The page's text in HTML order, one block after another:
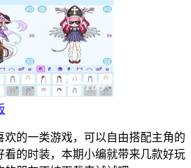
的一类游戏，可以自由搭配主角的
看的时装，本期小编就带来几款好玩